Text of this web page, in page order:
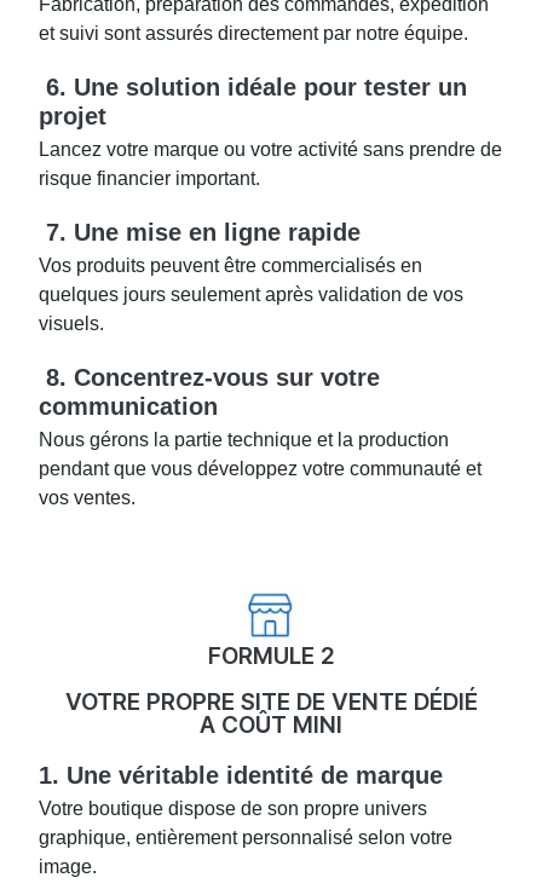
et suivi sont assurés directement par notre équipe.
6. Une solution idéale pour tester un
projet
Lancez votre marque ou votre activité sans prendre de
risque financier important.
7. Une mise en ligne rapide
Vos produits peuvent être commercialisés en
quelques jours seulement après validation de vos
visuels.
8. Concentrez-vous sur votre
communication
Nous gérons la partie technique et la production
pendant que vous développez votre communauté et
vos ventes.
FORMULE 2
VOTRE PROPRE SITE DE VENTE DÉDIÉ
A COÛT MINI
1. Une véritable identité de marque
Votre boutique dispose de son propre univers
graphique, entièrement personnalisé selon votre
image.